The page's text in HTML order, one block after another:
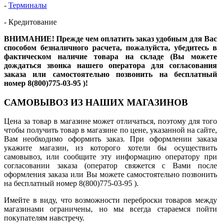
- Терминалы
- Кредитование
ВНИМАНИЕ! Прежде чем оплатить заказ удобным для Вас
способом безналичного расчета, пожалуйста, убедитесь в
фактическом наличие товара на складе (Вы можете
дождаться звонка нашего оператора для согласования
заказа или самостоятельно позвонить на бесплатный
номер 8(800)775-03-95 )!
САМОВЫВОЗ ИЗ НАШИХ МАГАЗИНОВ
Цена за товар в магазине может отличаться, поэтому для того
чтобы получить товар в магазине по цене, указанной на сайте,
Вам необходимо оформить заказ. При оформлении заказа
укажите магазин, из которого хотели бы осуществить
самовывоз, или сообщите эту информацию оператору при
согласовании заказа (оператор свяжется с Вами после
оформления заказа или Вы можете самостоятельно позвонить
на бесплатный номер 8(800)775-03-95 ).
Имейте в виду, что возможности переброски товаров между
магазинами ограничены, но мы всегда стараемся пойти
покупателям навстречу.